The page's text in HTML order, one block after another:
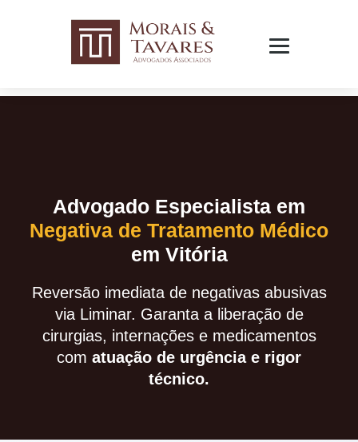
Advogado Especialista em
Negativa de Tratamento Médico
em Vitória
Reversão imediata de negativas abusivas
via Liminar. Garanta a liberação de
cirurgias, internações e medicamentos
com atuação de urgência e rigor
técnico.